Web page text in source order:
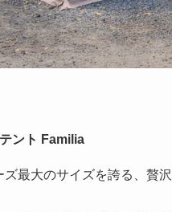
ント Familia
ズ最大のサイズを誇る、贅